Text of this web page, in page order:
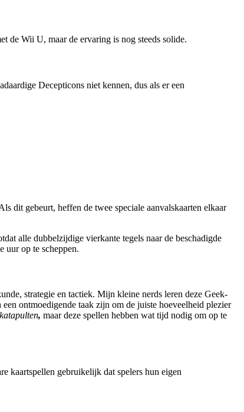
de Wii U, maar de ervaring is nog steeds solide.
Decepticons niet kennen, dus als er een
dit gebeurt, heffen de twee speciale aanvalskaarten elkaar
alle dubbelzijdige vierkante tegels naar de beschadigde
uur op te scheppen.
strategie en tactiek. Mijn kleine nerds leren deze Geek-
ontmoedigende taak zijn om de juiste hoeveelheid plezier
, maar deze spellen hebben wat tijd nodig om op te
kaartspellen gebruikelijk dat spelers hun eigen